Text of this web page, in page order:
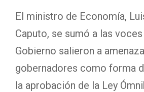
El ministro de Economía,
Caputo, se sumó a las
Gobierno salieron a
gobernadores como forma
la aprobación de la Ley